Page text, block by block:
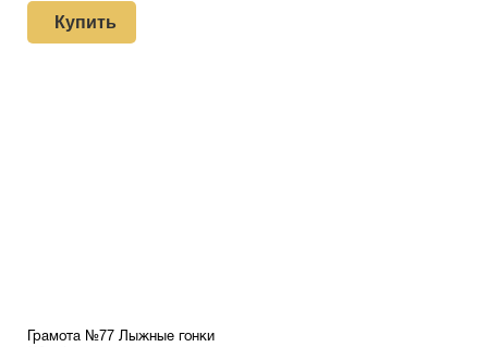
Купить
Грамота №77 Лыжные гонки